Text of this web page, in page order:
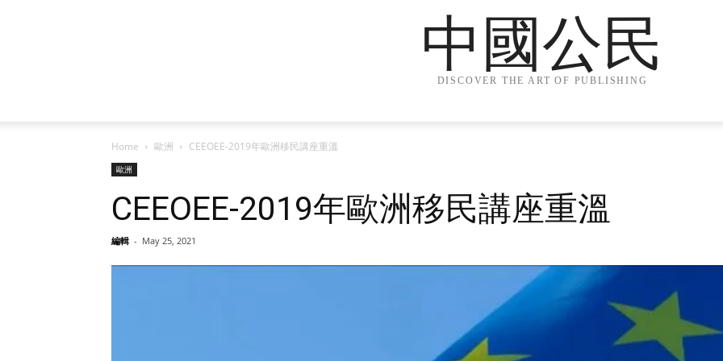
中國公民
DISCOVER THE ART OF PUBLISHING
Home 歐洲 CEEOEE-2019年歐洲移民講座重溫
歐洲
CEEOEE-2019年歐洲移民講座重溫
編輯 - May 25, 2021